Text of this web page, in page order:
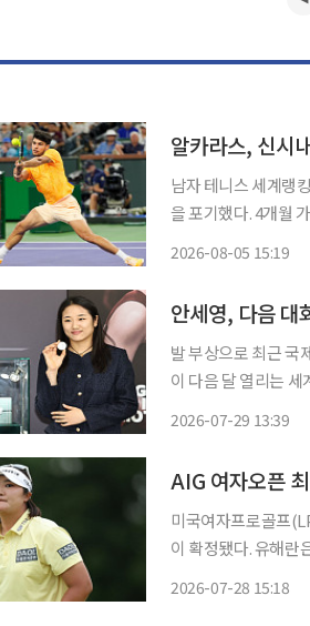
알카라스, 신시
남자 테니스 세계랭
을 포기했다. 4개월
2026-08-05 15:19
안세영, 다음
발 부상으로 최근 국
이 다음 달 열리는 세계선수
2026-07-29 13:39
AIG 여자오픈
미국여자프로골프
이 확정됐다. 유해란
2026-07-28 15:18